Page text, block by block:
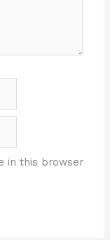
in this browser